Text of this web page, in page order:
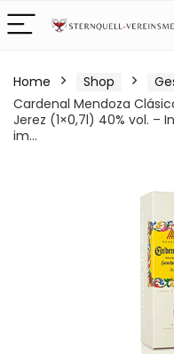
Home Shop
Cardenal Mendoza
Jerez (1×0,7l) 40% vol. –
im…